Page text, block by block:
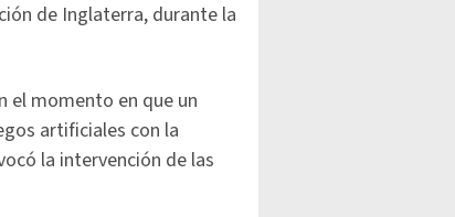
de Inglaterra, durante la
momento en que un
artificiales con la
la intervención de las